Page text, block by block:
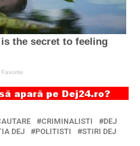
CRIMINALISTI
DEJ
DEJ POLITISTI
STIRI DEJ